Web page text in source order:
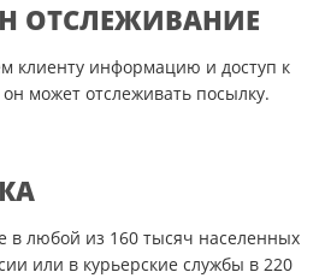
ОТСЛЕЖИВАНИЕ
клиенту информацию и доступ к
может отслеживать посылку.
в любой из 160 тысяч населенных
или в курьерские службы в 220